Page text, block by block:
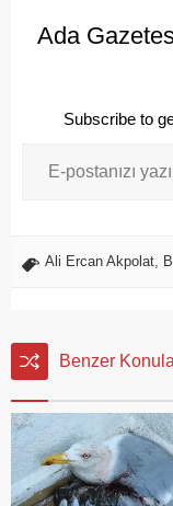
Ada
Subscribe to
Ali Ercan Akpolat
Benzer